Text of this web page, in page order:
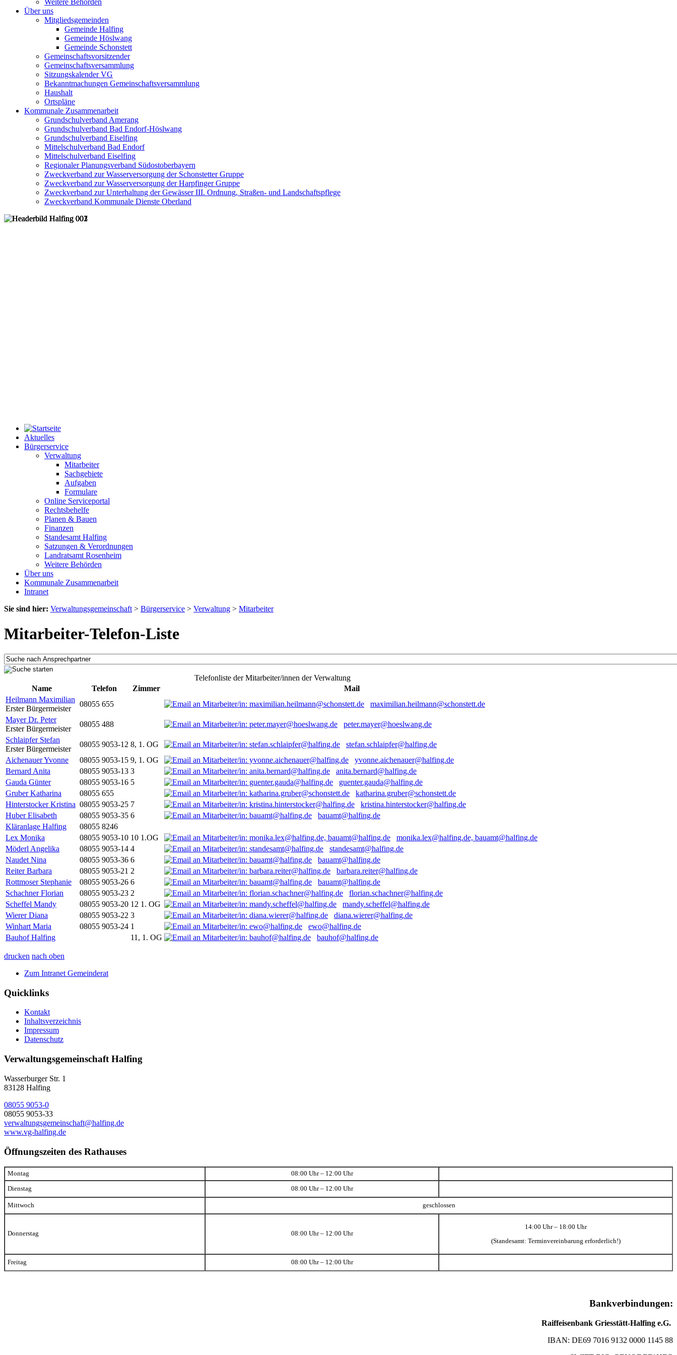
Weitere Behörden
Über uns
Mitgliedsgemeinden
Gemeinde Halfing
Gemeinde Höslwang
Gemeinde Schonstett
Gemeinschaftsvorsitzender
Gemeinschaftsversammlung
Sitzungskalender VG
Bekanntmachungen Gemeinschaftsversammlung
Haushalt
Ortspläne
Kommunale Zusammenarbeit
Grundschulverband Amerang
Grundschulverband Bad Endorf-Höslwang
Grundschulverband Eiselfing
Mittelschulverband Bad Endorf
Mittelschulverband Eiselfing
Regionaler Planungsverband Südostoberbayern
Zweckverband zur Wasserversorgung der Schonstetter Gruppe
Zweckverband zur Wasserversorgung der Harpfinger Gruppe
Zweckverband zur Unterhaltung der Gewässer III. Ordnung, Straßen- und Landschaftspflege
Zweckverband Kommunale Dienste Oberland
Aktuelles
Bürgerservice
Verwaltung
Mitarbeiter
Sachgebiete
Aufgaben
Formulare
Online Serviceportal
Rechtsbehelfe
Planen & Bauen
Finanzen
Standesamt Halfing
Satzungen & Verordnungen
Landratsamt Rosenheim
Weitere Behörden
Über uns
Kommunale Zusammenarbeit
Intranet
Sie sind hier: Verwaltungsgemeinschaft > Bürgerservice > Verwaltung > Mitarbeiter
Mitarbeiter-Telefon-Liste
Telefonliste der Mitarbeiter/innen der Verwaltung
Name
Telefon Zimmer
Mail
Heilmann Maximilian
Erster Bürgermeister
08055 655
maximilian.heilmann@schonstett.de
Mayer Dr. Peter
Erster Bürgermeister
08055 488
peter.mayer@hoeslwang.de
Schlaipfer Stefan
Erster Bürgermeister
08055 9053-12 8, 1. OG
stefan.schlaipfer@halfing.de
Aichenauer Yvonne
08055 9053-15 9, 1. OG
yvonne.aichenauer@halfing.de
Bernard Anita
08055 9053-13 3
anita.bernard@halfing.de
Gauda Günter
08055 9053-16 5
guenter.gauda@halfing.de
Gruber Katharina
08055 655
katharina.gruber@schonstett.de
Hinterstocker Kristina 08055 9053-25 7
kristina.hinterstocker@halfing.de
Huber Elisabeth
08055 9053-35 6
bauamt@halfing.de
Kläranlage Halfing
08055 8246
Lex Monika
08055 9053-10 10 1.OG
monika.lex@halfing.de, bauamt@halfing.de
Möderl Angelika
08055 9053-14 4
standesamt@halfing.de
Naudet Nina
08055 9053-36 6
bauamt@halfing.de
Reiter Barbara
08055 9053-21 2
barbara.reiter@halfing.de
Rottmoser Stephanie
08055 9053-26 6
bauamt@halfing.de
Schachner Florian
08055 9053-23 2
florian.schachner@halfing.de
Scheffel Mandy
08055 9053-20 12 1. OG
mandy.scheffel@halfing.de
Wierer Diana
08055 9053-22 3
diana.wierer@halfing.de
Winhart Maria
08055 9053-24 1
ewo@halfing.de
Bauhof Halfing
11, 1. OG bauhof@halfing.de
drucken nach oben
Zum Intranet Gemeinderat
Quicklinks
Kontakt
Inhaltsverzeichnis
Impressum
Datenschutz
Verwaltungsgemeinschaft Halfing
Wasserburger Str. 1
83128 Halfing
08055 9053-0
08055 9053-33
verwaltungsgemeinschaft@halfing.de
www.vg-halfing.de
Öffnungszeiten des Rathauses
Montag 08:00 Uhr – 12:00 Uhr
Dienstag 08:00 Uhr – 12:00 Uhr
Mittwoch geschlossen
Donnerstag 08:00 Uhr – 12:00 Uhr
14:00 Uhr – 18:00 Uhr
(Standesamt: Terminvereinbarung erforderlich!)
Freitag 08:00 Uhr – 12:00 Uhr
Bankverbindungen:
Raiffeisenbank Griesstätt-Halfing e.G.
IBAN: DE69 7016 9132 0000 1145 88